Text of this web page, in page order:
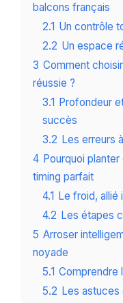
balcons français
2.1 Un contrôle
2.2 Un espace
3 Comment
réussie ?
3.1 Profondeur
succès
3.2 Les erreurs
4 Pourquoi
timing parfait
4.1 Le froid, allié
4.2 Les étapes
5 Arroser
noyade
5.1 Comprendre
5.2 Les